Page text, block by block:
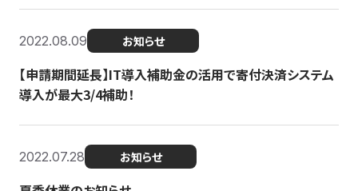
2022.08.09 お知らせ
【申請期間延長】IT導入補助金の活用で寄付決済システム
導入が最大3/4補助！
2022.07.28 お知らせ